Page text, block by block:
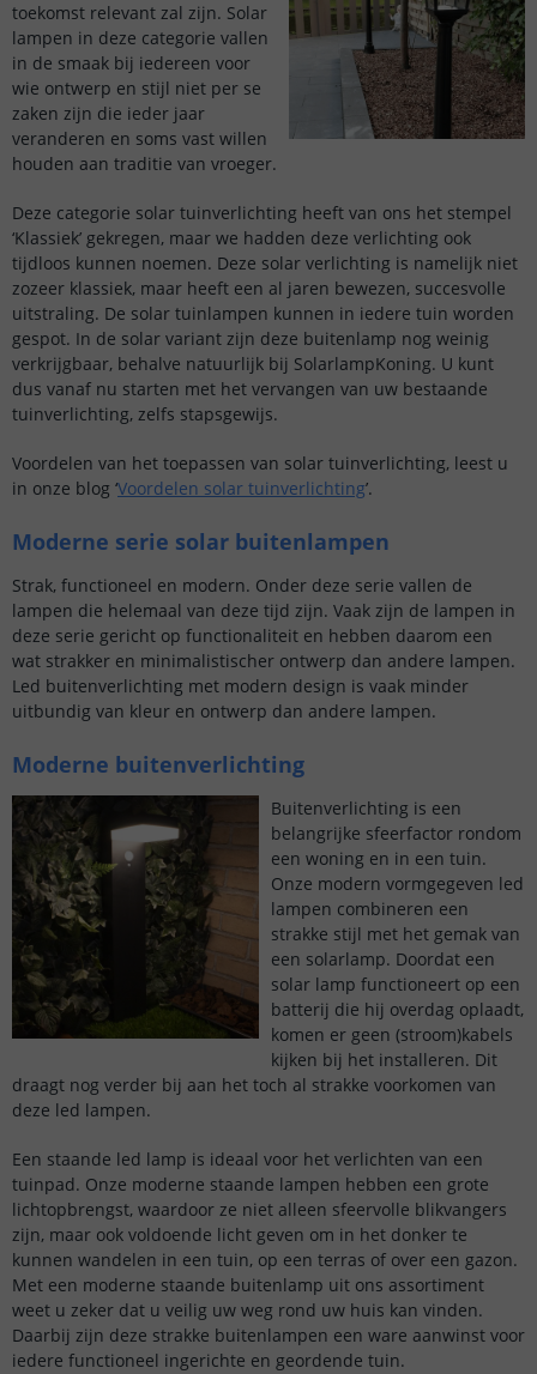
toekomst relevant zal zijn. Solar
lampen in deze categorie vallen
in de smaak bij iedereen voor
wie ontwerp en stijl niet per se
zaken zijn die ieder jaar
veranderen en soms vast willen
houden aan traditie van vroeger.
Deze categorie solar tuinverlichting heeft van ons het stempel
‘Klassiek’ gekregen, maar we hadden deze verlichting ook
tijdloos kunnen noemen. Deze solar verlichting is namelijk niet
zozeer klassiek, maar heeft een al jaren bewezen, succesvolle
uitstraling. De solar tuinlampen kunnen in iedere tuin worden
gespot. In de solar variant zijn deze buitenlamp nog weinig
verkrijgbaar, behalve natuurlijk bij SolarlampKoning. U kunt
dus vanaf nu starten met het vervangen van uw bestaande
tuinverlichting, zelfs stapsgewijs.
Voordelen van het toepassen van solar tuinverlichting, leest u
in onze blog ‘Voordelen solar tuinverlichting’.
Moderne serie solar buitenlampen
Strak, functioneel en modern. Onder deze serie vallen de
lampen die helemaal van deze tijd zijn. Vaak zijn de lampen in
deze serie gericht op functionaliteit en hebben daarom een
wat strakker en minimalistischer ontwerp dan andere lampen.
Led buitenverlichting met modern design is vaak minder
uitbundig van kleur en ontwerp dan andere lampen.
Moderne buitenverlichting
Buitenverlichting is een
belangrijke sfeerfactor rondom
een woning en in een tuin.
Onze modern vormgegeven led
lampen combineren een
strakke stijl met het gemak van
een solarlamp. Doordat een
solar lamp functioneert op een
batterij die hij overdag oplaadt,
komen er geen (stroom)kabels
kijken bij het installeren. Dit
draagt nog verder bij aan het toch al strakke voorkomen van
deze led lampen.
Een staande led lamp is ideaal voor het verlichten van een
tuinpad. Onze moderne staande lampen hebben een grote
lichtopbrengst, waardoor ze niet alleen sfeervolle blikvangers
zijn, maar ook voldoende licht geven om in het donker te
kunnen wandelen in een tuin, op een terras of over een gazon.
Met een moderne staande buitenlamp uit ons assortiment
weet u zeker dat u veilig uw weg rond uw huis kan vinden.
Daarbij zijn deze strakke buitenlampen een ware aanwinst voor
iedere functioneel ingerichte en geordende tuin.